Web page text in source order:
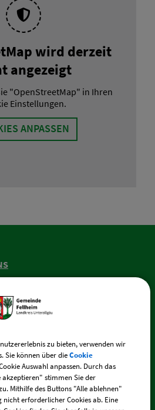
wird derzeit
angezeigt
"OpenStreetMap" in Ihren
Einstellungen.
ANPASSEN
zu bieten, verwenden wir
Sie können über dieCookie
Auswahl anpassen. Durch das
stimmen Sie der
Mithilfe des Buttons "Alle ablehnen"
nicht erforderlicher Cookies ab. Eine